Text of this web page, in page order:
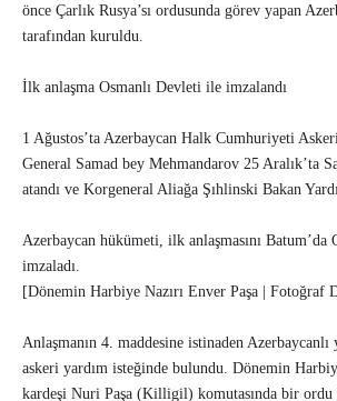
önce Çarlık Rusya’sı ordusunda görev yapan
tarafından kuruldu.
İlk anlaşma Osmanlı Devleti ile imzalandı
1 Ağustos’ta Azerbaycan Halk Cumhuriyeti
General Samad bey Mehmandarov 25 Aralık’ta
atandı ve Korgeneral Aliağa Şıhlinski Bakan
Azerbaycan hükümeti, ilk anlaşmasını Batum’da
imzaladı.
[Dönemin Harbiye Nazırı Enver Paşa | Fotoğraf
Anlaşmanın 4. maddesine istinaden
askeri yardım isteğinde bulundu. Dönemin
kardeşi Nuri Paşa (Killigil) komutasında bir ordu